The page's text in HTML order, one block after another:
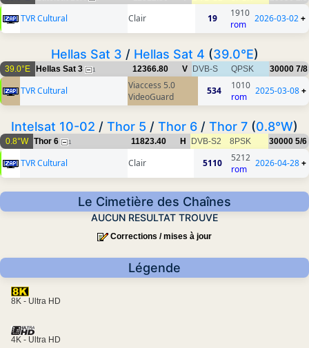
TVR Cultural Clair 19
1910
rom
2026-03-02+
Hellas Sat 3 / Hellas Sat 4 (39.0°E)
39.0°E Hellas Sat 3 1 12366.80 V DVB-S QPSK 30000 7/8
TVR Cultural
Viaccess 5.0
VideoGuard
534
1010
rom
2025-03-08+
Intelsat 10-02 / Thor 5 / Thor 6 / Thor 7 (0.8°W)
0.8°W Thor 6 1 11823.40 H DVB-S2 8PSK 30000 5/6
TVR Cultural Clair 5110
5212
rom
2026-04-28+
Le Cimetière des Chaînes
AUCUN RESULTAT TROUVE
Corrections / mises à jour
Légende
8K - Ultra HD
4K - Ultra HD